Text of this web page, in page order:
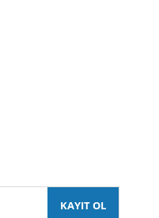
KAYIT OL